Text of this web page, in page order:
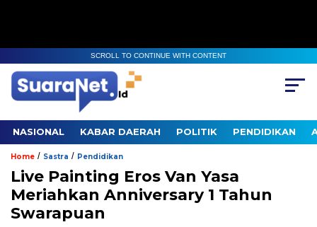
SCROLL TO CONTINUE WITH CONTENT
NASIONAL KABAR DAERAH POLITIK PENDIDIKAN
Home / Sastra / Pendidikan
Live Painting Eros Van Yasa
Meriahkan Anniversary 1 Tahun
Swarapuan